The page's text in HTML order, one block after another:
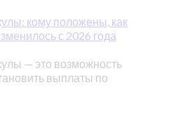
кому положены, как
с 2026 года
— это возможность
выплаты по